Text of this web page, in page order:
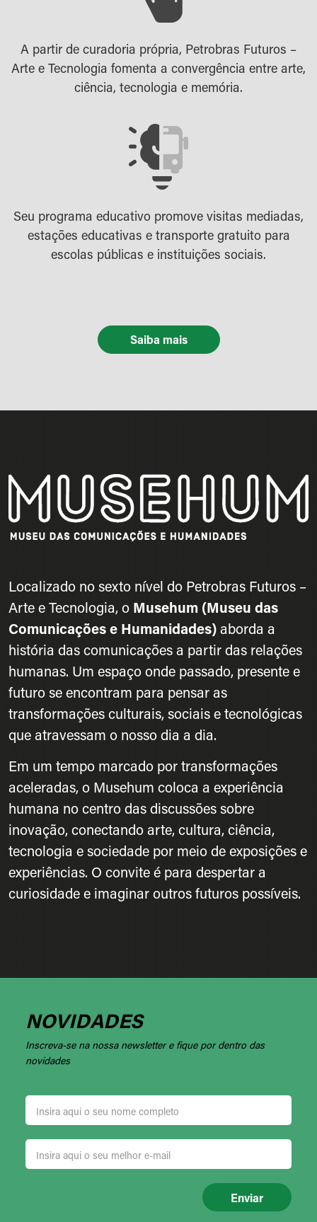
A partir de curadoria própria, Petrobras Futuros –
Arte e Tecnologia fomenta a convergência entre arte,
ciência, tecnologia e memória.
Seu programa educativo promove visitas mediadas,
estações educativas e transporte gratuito para
escolas públicas e instituições sociais.
Saiba mais
Localizado no sexto nível do Petrobras Futuros –
Arte e Tecnologia, o Musehum (Museu das
Comunicações e Humanidades)aborda a
história das comunicações a partir das relações
humanas. Um espaço onde passado, presente e
futuro se encontram para pensar as
transformações culturais, sociais e tecnológicas
que atravessam o nosso dia a dia.
Em um tempo marcado por transformações
aceleradas, o Musehum coloca a experiência
humana no centro das discussões sobre
inovação, conectando arte, cultura, ciência,
tecnologia e sociedade por meio de exposições e
experiências. O convite é para despertar a
curiosidade e imaginar outros futuros possíveis.
NOVIDADES
Inscreva-se na nossa newsletter e fique por dentro das
novidades
Enviar